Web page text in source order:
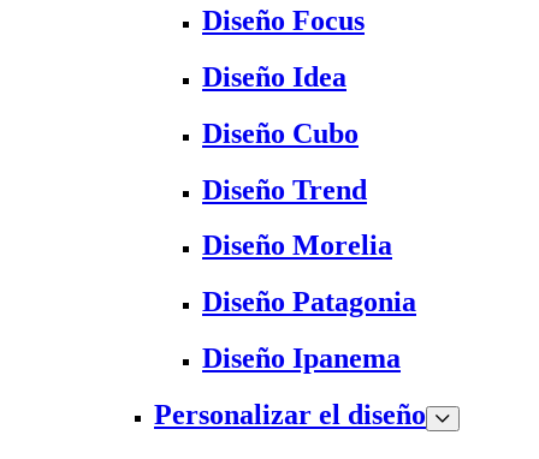
Diseño Focus
Diseño Idea
Diseño Cubo
Diseño Trend
Diseño Morelia
Diseño Patagonia
Diseño Ipanema
Personalizar el diseño